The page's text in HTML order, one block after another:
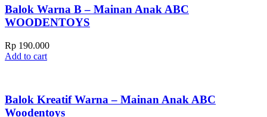
Balok Warna B – Mainan Anak ABC
WOODENTOYS
Rp 190.000
Add to cart
Balok Kreatif Warna – Mainan Anak ABC
Woodentoys